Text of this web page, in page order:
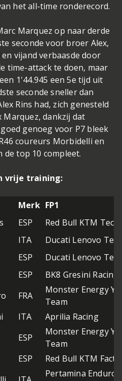
het all-time ronderecord.
Marquez op naar derde
seconde voor broer Alex,
vijand verbaasde door
time-attack te doen, maar
1'44.945 een 5e tijd uit
seconde sneller dan
Rins had, zich genesteld
Marquez, dankzij dat
genoeg voor P7 bleek
coureurs Morbidelli en
de top 10 compleet.
vrije training:
Merk FP1
ESP
Red Bull KTM
ITA
Ducati Lenovo
ESP
Ducati Lenovo
ESP
BK8 Gresini
FRA
Monster Energy
Team
ITA
Aprilia Racing
ESP
Monster Energy
Team
ESP
Red Bull KTM
Pertamina Enduro